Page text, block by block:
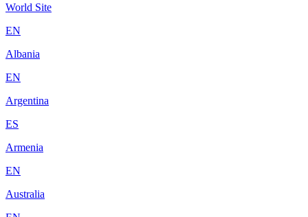
World Site
EN
Albania
EN
Argentina
ES
Armenia
EN
Australia